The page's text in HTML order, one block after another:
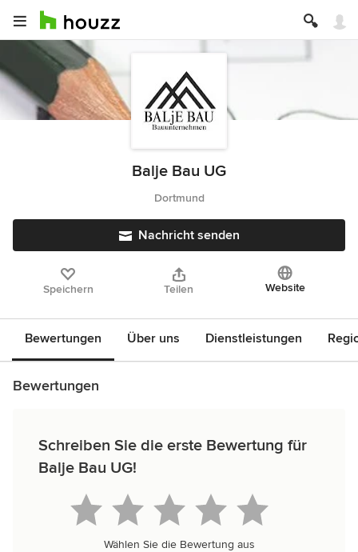
Balje Bau UG
Dortmund
Nachricht senden
Speichern Teilen Website
Bewertungen Über uns Dienstleistungen
Bewertungen
Schreiben Sie die erste Bewertung für
Balje Bau UG!
Wählen Sie die Bewertung aus